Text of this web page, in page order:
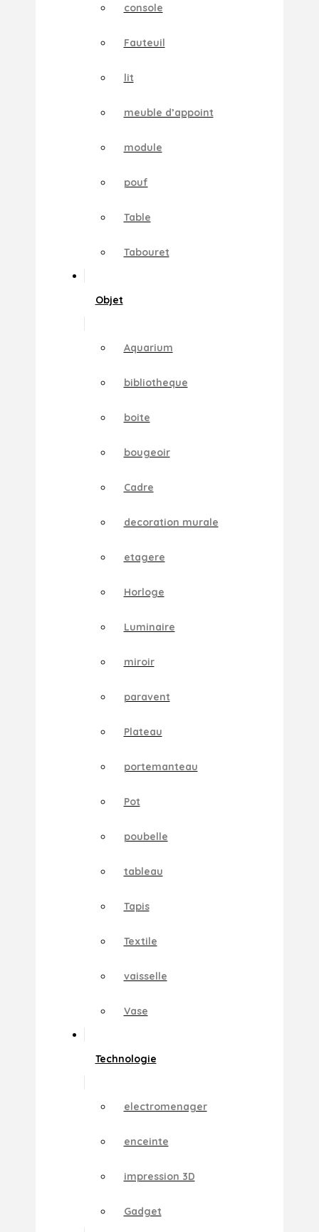
console
Fauteuil
lit
meuble d’appoint
module
pouf
Table
Tabouret
Objet
Aquarium
bibliotheque
boite
bougeoir
Cadre
decoration murale
etagere
Horloge
Luminaire
miroir
paravent
Plateau
portemanteau
Pot
poubelle
tableau
Tapis
Textile
vaisselle
Vase
Technologie
electromenager
enceinte
impression 3D
Gadget